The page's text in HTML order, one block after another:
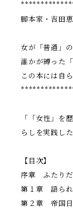
脚本家・吉田
女が「普通」
誰かが縛った
この本には自
「「女性」を
らしを実践し
【目次】
序章 ふたりだ
第１章 語られ
第２章 帝国日